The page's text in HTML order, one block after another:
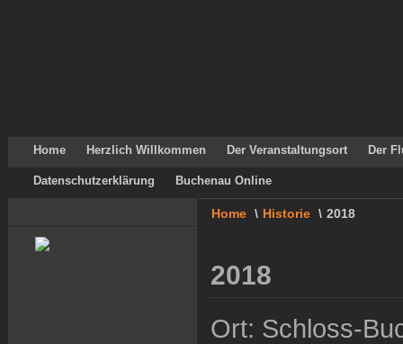
Home Herzlich Willkommen Der Veranstaltungsort Der
Datenschutzerklärung Buchenau Online
Home \ Historie \ 2018
2018
Ort: Schloss-